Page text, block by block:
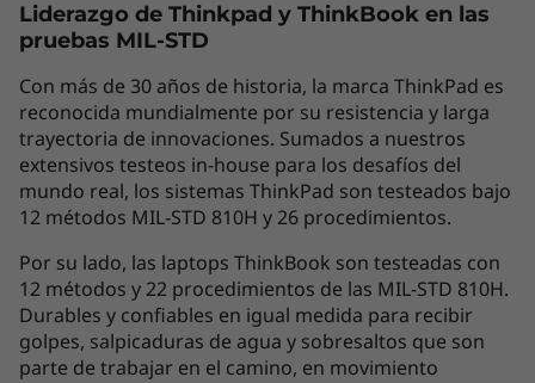
Los accesorios exhibidos no están incluidos
Las características de cada producto pueden
variar según el país de adquisición del mismo,
por lo que la siguiente descripción no debe ser
interpretada como un compromiso
contractual. Te invitamos a revisar las
características específicas para cada producto
antes de realizar la compra online en la sección
'Ver Modelos' de esta misma página, o con un
asesor de ventas si es en una tienda física.
Liderazgo de Thinkpad y ThinkBook en las
pruebas MIL-STD
Con más de 30 años de historia, la marca ThinkPad es
reconocida mundialmente por su resistencia y larga
trayectoria de innovaciones. Sumados a nuestros
extensivos testeos in-house para los desafíos del
mundo real, los sistemas ThinkPad son testeados bajo
12 métodos MIL-STD 810H y 26 procedimientos.
Por su lado, las laptops ThinkBook son testeadas con
12 métodos y 22 procedimientos de las MIL-STD 810H.
Durables y confiables en igual medida para recibir
golpes, salpicaduras de agua y sobresaltos que son
parte de trabajar en el camino, en movimiento